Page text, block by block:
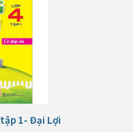
1- Đại Lợi